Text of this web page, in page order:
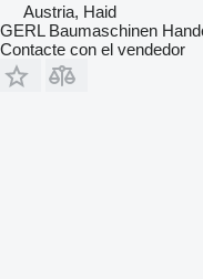
Austria, Haid
GERL Baumaschinen
Contacte con el vendedor